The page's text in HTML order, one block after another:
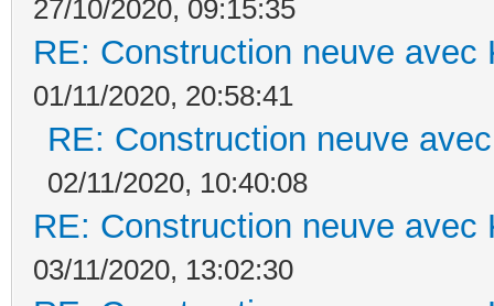
27/10/2020, 09:15:35
RE: Construction neuve avec
01/11/2020, 20:58:41
RE: Construction neuve
02/11/2020, 10:40:08
RE: Construction neuve avec
03/11/2020, 13:02:30